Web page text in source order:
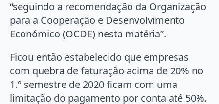
“seguindo a recomendação da Organização
para a Cooperação e Desenvolvimento
Económico (OCDE) nesta matéria”.
Ficou então estabelecido que empresas
com quebra de faturação acima de 20% no
1.º semestre de 2020 ficam com uma
limitação do pagamento por conta até 50%.